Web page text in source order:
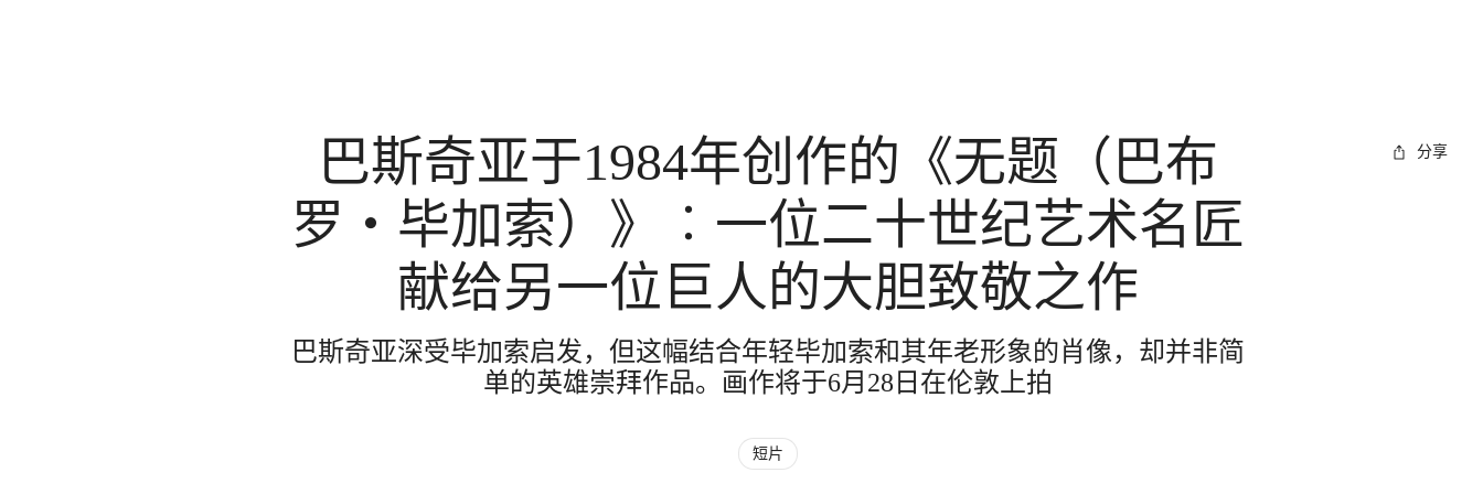
分享
巴斯奇亚于1984年创作的《无题（巴布
罗‧毕加索）》︰一位二十世纪艺术名匠
献给另一位巨人的大胆致敬之作
巴斯奇亚深受毕加索启发，但这幅结合年轻毕加索和其年老形象的肖像，却并非简
单的英雄崇拜作品。画作将于6月28日在伦敦上拍
短片